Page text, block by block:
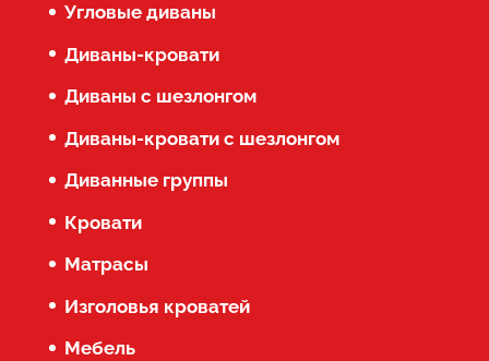
Угловые диваны
Диваны-кровати
Диваны с шезлонгом
Диваны-кровати с шезлонгом
Диванные группы
Кровати
Матрасы
Изголовья кроватей
Мебель